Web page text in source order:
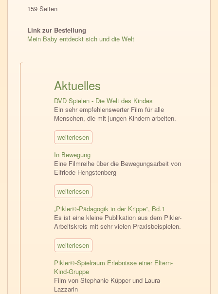
159 Seiten
Link zur Bestellung
Mein Baby entdeckt sich und die Welt
Aktuelles
DVD Spielen - Die Welt des Kindes
Ein sehr empfehlenswerter Film für alle
Menschen, die mit jungen Kindern arbeiten.
weiterlesen
In Bewegung
Eine Filmreihe über die Bewegungsarbeit von
Elfriede Hengstenberg
weiterlesen
„Pikler®-Pädagogik in der Krippe“, Bd.1
Es ist eine kleine Publikation aus dem Pikler-
Arbeitskreis mit sehr vielen Praxisbeispielen.
weiterlesen
Pikler®-Spielraum Erlebnisse einer Eltern-
Kind-Gruppe
Film von Stephanie Küpper und Laura
Lazzarin